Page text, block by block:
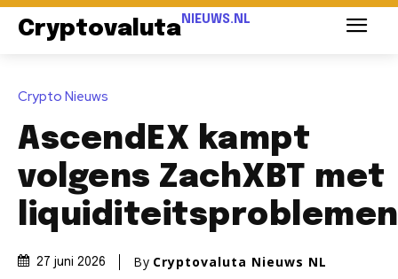
Cryptovaluta NIEUWS.NL
Crypto Nieuws
AscendEX kampt
volgens ZachXBT met
liquiditeitsproblemen
27 juni 2026 By Cryptovaluta Nieuws NL